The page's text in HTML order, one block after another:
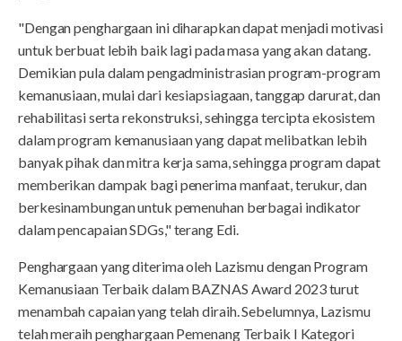
"Dengan penghargaan ini diharapkan dapat menjadi motivasi
untuk berbuat lebih baik lagi pada masa yang akan datang.
Demikian pula dalam pengadministrasian program-program
kemanusiaan, mulai dari kesiapsiagaan, tanggap darurat, dan
rehabilitasi serta rekonstruksi, sehingga tercipta ekosistem
dalam program kemanusiaan yang dapat melibatkan lebih
banyak pihak dan mitra kerja sama, sehingga program dapat
memberikan dampak bagi penerima manfaat, terukur, dan
berkesinambungan untuk pemenuhan berbagai indikator
dalam pencapaian SDGs," terang Edi.
Penghargaan yang diterima oleh Lazismu dengan Program
Kemanusiaan Terbaik dalam BAZNAS Award 2023 turut
menambah capaian yang telah diraih. Sebelumnya, Lazismu
telah meraih penghargaan Pemenang Terbaik I Kategori